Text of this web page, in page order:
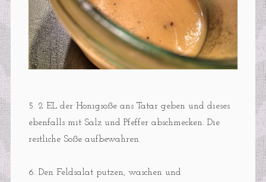
5. 2 EL der Honigsoße ans Tatar geben und dieses
ebenfalls mit Salz und Pfeffer abschmecken. Die
restliche Soße aufbewahren.
6. Den Feldsalat putzen, waschen und